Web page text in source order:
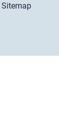
Sitemap